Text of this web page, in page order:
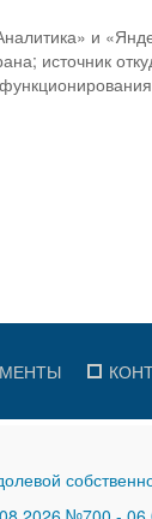
и
источник